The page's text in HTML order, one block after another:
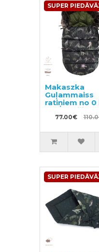
SUPER
Makaszka
Guļammaiss
ratiņiem no 0
18 mēnešiem.
77.00€
SUPER